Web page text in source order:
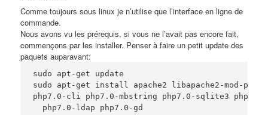
Comme toujours sous linux je n’utilise que l’interface en ligne de
commande.
Nous avons vu les prérequis, si vous ne l’avait pas encore fait,
commençons par les installer. Penser à faire un petit update des
paquets auparavant:
sudo apt-get update
sudo apt-get install apache2 libapache2-mod-
php7.0-cli php7.0-mbstring php7.0-sqlite3
  php7.0-ldap php7.0-gd